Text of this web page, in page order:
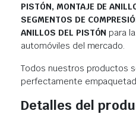
PISTÓN, MONTAJE DE
SEGMENTOS DE
ANILLOS DEL PISTÓN para
automóviles del mercado.
Todos nuestros productos
perfectamente
Detalles del